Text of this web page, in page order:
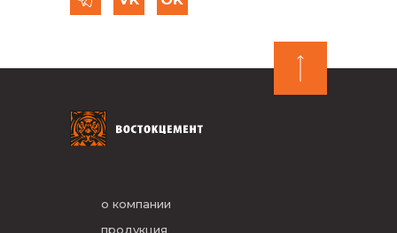
о компании
продукция